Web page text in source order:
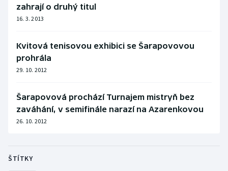
Motorsport
Parasport
Plážový volejbal
Rychlobruslení
zahrají o druhý titul
16. 3. 2013
Kvitová tenisovou exhibici se Šarapovovou
prohrála
29. 10. 2012
Šarapovová prochází Turnajem mistryň bez
zaváhání, v semifinále narazí na Azarenkovou
26. 10. 2012
ŠTÍTKY